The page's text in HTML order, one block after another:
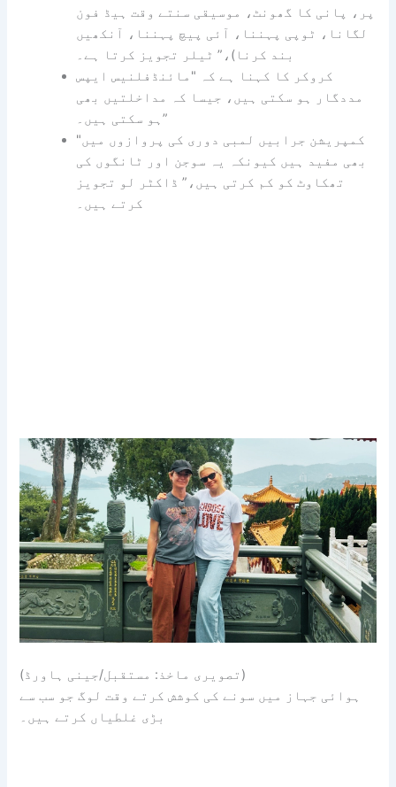
پر، پانی کا گھونٹ، موسیقی سنتے وقت ہیڈ فون
لگانا، ٹوپی پہننا، آئی پیچ پہننا، آنکھیں
بند کرنا)،” ٹیلر تجویز کرتا ہے۔
کروکر کا کہنا ہے کہ "مائنڈفلنیس ایپس
مددگار ہو سکتی ہیں، جیسا کہ مداخلتیں بھی
ہو سکتی ہیں۔”
"کمپریشن جرابیں لمبی دوری کی پروازوں میں
بھی مفید ہیں کیونکہ یہ سوجن اور ٹانگوں کی
تھکاوٹ کو کم کرتی ہیں،” ڈاکٹر لو تجویز
کرتے ہیں۔
(تصویری ماخذ: مستقبل/جینی ہاورڈ)
ہوائی جہاز میں سونے کی کوشش کرتے وقت لوگ جو سب سے
بڑی غلطیاں کرتے ہیں۔